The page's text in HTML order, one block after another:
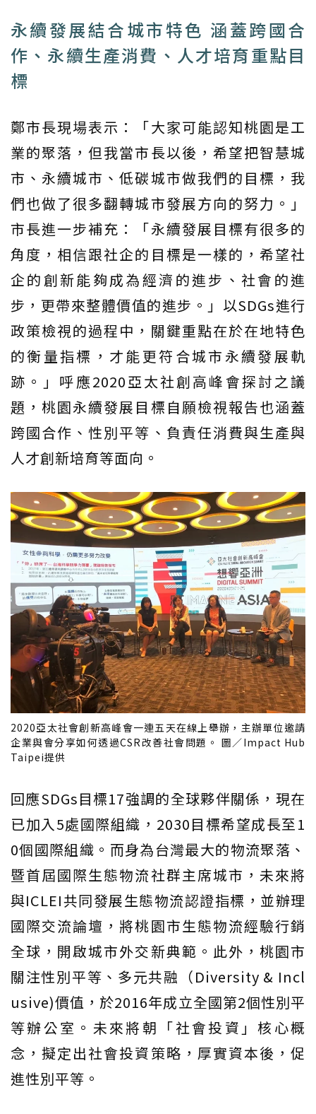
永續發展結合城市特色 涵蓋跨國合
作、永續生產消費、人才培育重點目
標
鄭市長現場表示：「大家可能認知桃園是工
業的聚落，但我當市長以後，希望把智慧城
市、永續城市、低碳城市做我們的目標，我
們也做了很多翻轉城市發展方向的努力。」
市長進一步補充：「永續發展目標有很多的
角度，相信跟社企的目標是一樣的，希望社
企的創新能夠成為經濟的進步、社會的進
步，更帶來整體價值的進步。」以SDGs進行
政策檢視的過程中，關鍵重點在於在地特色
的衡量指標，才能更符合城市永續發展軌
跡。」呼應2020亞太社創高峰會探討之議
題，桃園永續發展目標自願檢視報告也涵蓋
跨國合作、性別平等、負責任消費與生產與
人才創新培育等面向。
2020亞太社會創新高峰會一連五天在線上舉辦，主辦單位邀請
企業與會分享如何透過CSR改善社會問題。 圖／Impact Hub
Taipei提供
回應SDGs目標17強調的全球夥伴關係，現在
已加入5處國際組織，2030目標希望成長至1
0個國際組織。而身為台灣最大的物流聚落、
暨首屆國際生態物流社群主席城市，未來將
與ICLEI共同發展生態物流認證指標，並辦理
國際交流論壇，將桃園市生態物流經驗行銷
全球，開啟城市外交新典範。此外，桃園市
關注性別平等、多元共融（Diversity & Incl
usive)價值，於2016年成立全國第2個性別平
等辦公室。未來將朝「社會投資」核心概
念，擬定出社會投資策略，厚實資本後，促
進性別平等。